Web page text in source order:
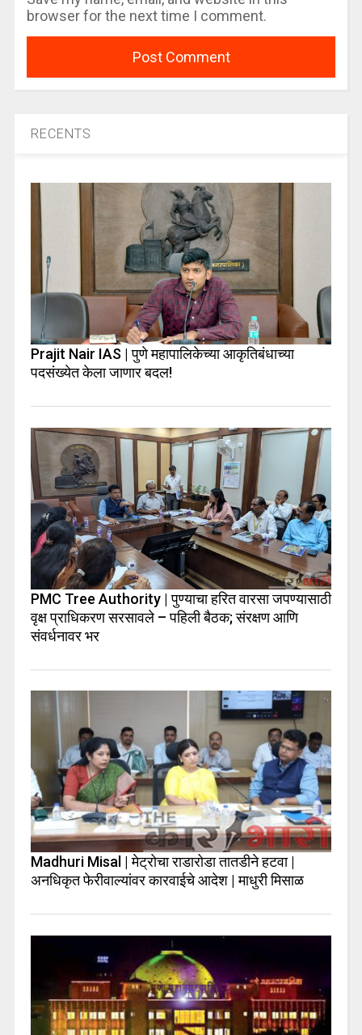
browser for the next time I comment.
RECENTS
Prajit Nair IAS | पुणे महापालिकेच्या आकृतिबंधाच्या
पदसंख्येत केला जाणार बदल!
PMC Tree Authority | पुण्याचा हरित वारसा जपण्यासाठी
वृक्ष प्राधिकरण सरसावले – पहिली बैठक; संरक्षण आणि
संवर्धनावर भर
Madhuri Misal | मेट्रोचा राडारोडा तातडीने हटवा |
अनधिकृत फेरीवाल्यांवर कारवाईचे आदेश | माधुरी मिसाळ